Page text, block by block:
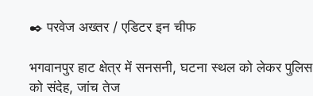
✒️ परवेज अख्तर / एडिटर इन चीफ
भगवानपुर हाट क्षेत्र में सनसनी, घटना स्थल को लेकर पुलिस
को संदेह, जांच तेज